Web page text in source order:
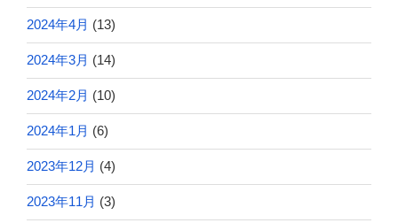
2024年4月 (13)
2024年3月 (14)
2024年2月 (10)
2024年1月 (6)
2023年12月 (4)
2023年11月 (3)